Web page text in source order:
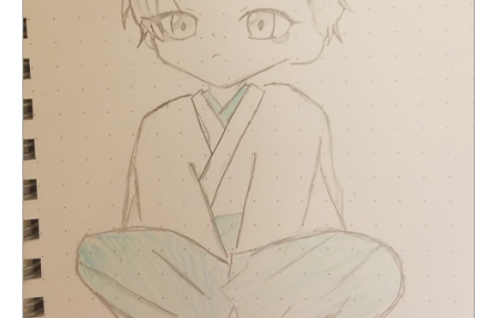
読みたい本が
本を飛び出して
みんなとおしゃべり
できる掲示板